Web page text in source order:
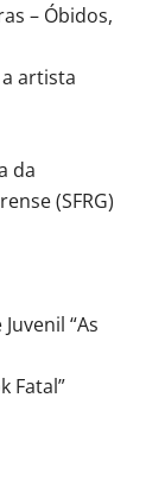
– Óbidos,
artista
da
(SFRG)
“As
Fatal”